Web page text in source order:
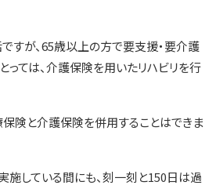
すが、65歳以上の方で要支援・要介護
っては、介護保険を用いたリハビリを行
保険と介護保険を併用することはできま
施している間にも、刻一刻と150日は過